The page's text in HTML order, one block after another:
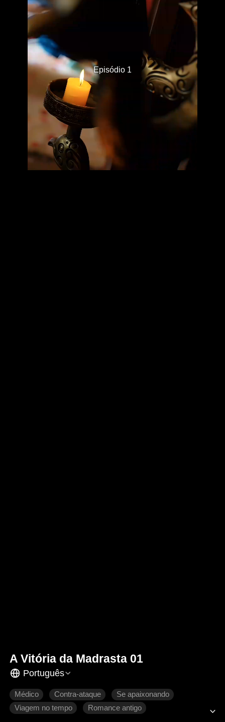
Episódio 1
A Vitória da Madrasta 01
Português
Médico Contra-ataque
Se apaixonando
Viagem no tempo
Romance antigo